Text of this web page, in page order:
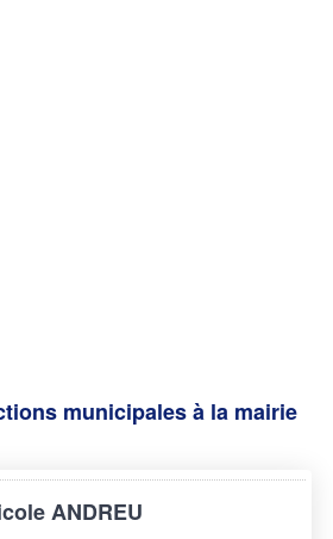
municipales à la mairie
ANDREU